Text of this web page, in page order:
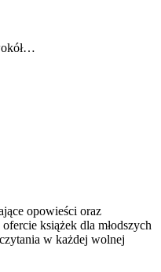
opowieści oraz
książek dla młodszych
w każdej wolnej